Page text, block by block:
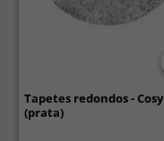
Tapetes redondos - Cosy
(prata)